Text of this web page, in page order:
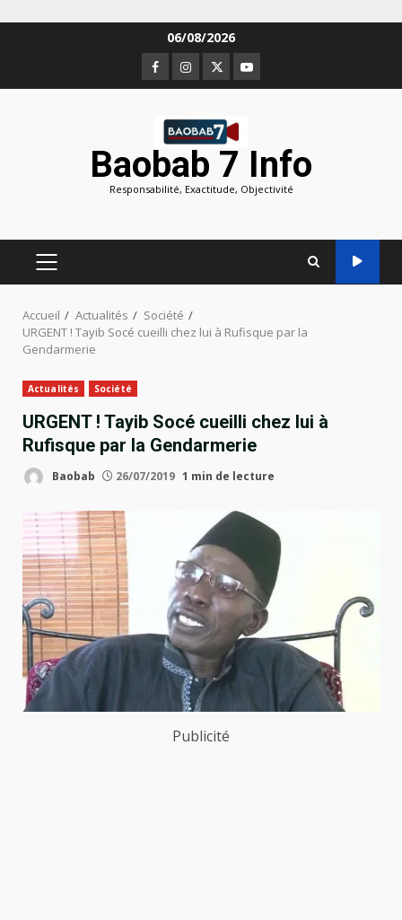
06/08/2026
Facebook
Instagram
TwitterYoutube
Baobab 7 Info
Responsabilité, Exactitude, Objectivité
MENU
PRINCIPAL
Accueil Actualités
Société
URGENT ! Tayib Socé cueilli chez lui à Rufisque par la
Gendarmerie
Actualités Société
URGENT ! Tayib Socé cueilli chez lui à
Rufisque par la Gendarmerie
Baobab 26/07/2019 1 min de lecture
Publicité